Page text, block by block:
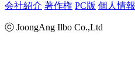
会社紹介 著作権 PC版 個人情報
ⓒ JoongAng Ilbo Co.,Ltd